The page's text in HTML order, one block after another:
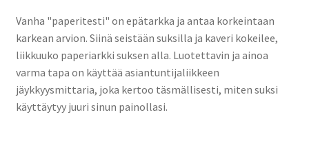
Vanha "paperitesti" on epätarkka ja antaa korkeintaan
karkean arvion. Siinä seistään suksilla ja kaveri kokeilee,
liikkuuko paperiarkki suksen alla. Luotettavin ja ainoa
varma tapa on käyttää asiantuntijaliikkeen
jäykkyysmittaria, joka kertoo täsmällisesti, miten suksi
käyttäytyy juuri sinun painollasi.